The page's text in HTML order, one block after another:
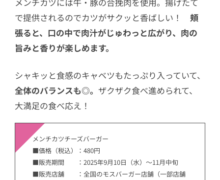
で提供されるのでカツがサクッと香ばしい！ 頬
張ると、口の中で肉汁がじゅわっと広がり、肉の
旨みと香りが楽しめます。
シャキッと食感のキャベツもたっぷり入っていて、
全体のバランスも◎。 ザクザク食べ進められて、
大満足の食べ応え！
メンチカツチーズバーガー
■価格（税込）：480円
■販売期間 ：2025年9月10日（水）～11月中旬
■販売店舗 ：全国のモスバーガー店舗（一部店舗